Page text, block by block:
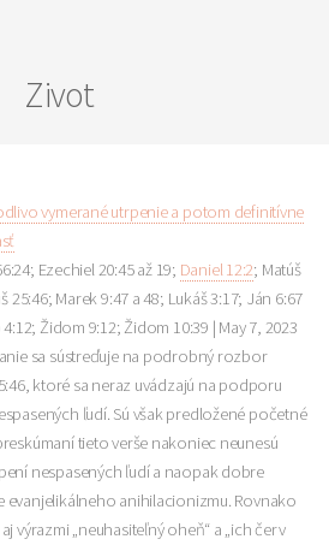
Zivot
vymerané utrpenie a potom definitívne
Ezechiel 20:45 až 19; Daniel 12:2; Matúš
25:46; Marek 9:47 a 48; Lukáš 3:17; Ján 6:67
Židom 9:12; Židom 10:39 | May 7, 2023
sa sústreďuje na podrobný rozbor
ktoré sa neraz uvádzajú na podporu
ľudí. Sú však predložené početné
tieto verše nakoniec neunesú
nespasených ľudí a naopak dobre
evanjelikálneho anihilacionizmu. Rovnako
výrazmi „neuhasiteľný oheň“ a „ich červ